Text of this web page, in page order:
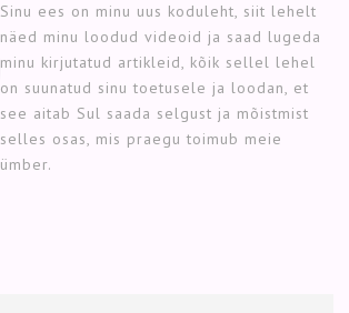
Sinu ees on minu uus koduleht, siit lehelt
näed minu loodud videoid ja saad lugeda
minu kirjutatud artikleid, kõik sellel lehel
on suunatud sinu toetusele ja loodan, et
see aitab Sul saada selgust ja mõistmist
selles osas, mis praegu toimub meie
ümber.